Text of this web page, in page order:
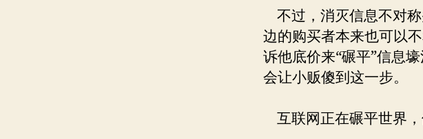
不过，消灭信息不对
边的购买者本来也可以
诉他底价来“碾平”信息
会让小贩傻到这一步。
互联网正在碾平世界，